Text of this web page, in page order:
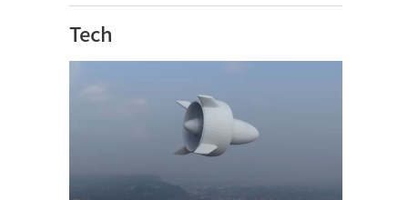
Tech